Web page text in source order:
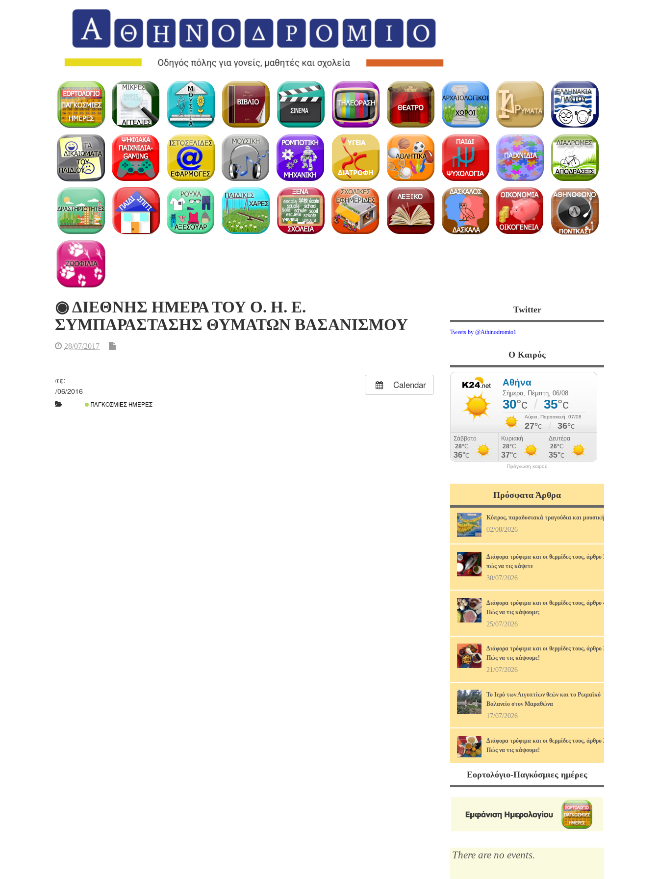
◉ ΔΙΕΘΝΗΣ ΗΜΕΡΑ ΤΟΥ Ο. Η. Ε.
ΣΥΜΠΑΡΑΣΤΑΣΗΣ ΘΥΜΑΤΩΝ ΒΑΣΑΝΙΣΜΟΥ
28/07/2017
Πότε:
26/06/2016
ΠΑΓΚΌΣΜΙΕΣ ΗΜΈΡΕΣ
Twitter
Tweets by @Athinodromio1
Ο Καιρός
Πρόγνωση καιρού
Πρόσφατα Άρθρα
Κύπρος, παραδοσιακά τραγούδια και μουσική
02/08/2026
Διάφορα τρόφιμα και οι θερμίδες τους, άρθρο 5ο,
πώς να τις κάψετε
30/07/2026
Διάφορα τρόφιμα και οι θερμίδες τους, άρθρο 4ο.
Πώς να τις κάψουμε;
25/07/2026
Διάφορα τρόφιμα και οι θερμίδες τους, άρθρο 3ο.
Πώς να τις κάψουμε!
21/07/2026
Το Ιερό των Αιγυπτίων θεών και το Ρωμαϊκό
Βαλανείο στον Μαραθώνα
17/07/2026
Διάφορα τρόφιμα και οι θερμίδες τους, άρθρο 2ο.
Πώς να τις κάψουμε!
14/07/2026
Μαρία Κάλλας, η αιώνια: οι ωραιότερες άριες
12/07/2026
Εορτολόγιο-Παγκόσμιες ημέρες
There are no events.